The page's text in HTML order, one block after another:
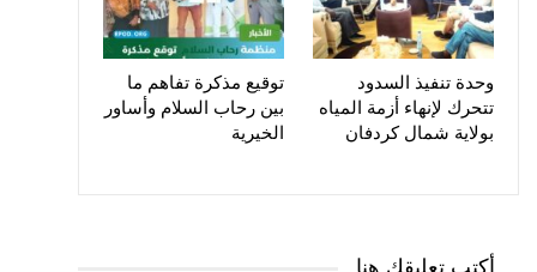
وحدة تنفيذ السدود
تتحرك لإنهاء أزمة المياه
بولاية شمال كردفان
توقيع مذكرة تفاهم ما
بين رحاب السلام وأساور
الخيرية